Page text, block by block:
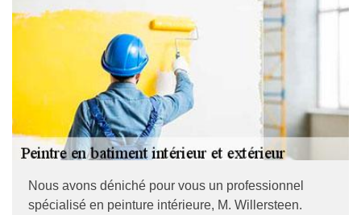
Nous avons déniché pour vous un professionnel
spécialisé en peinture intérieure, M. Willersteen.